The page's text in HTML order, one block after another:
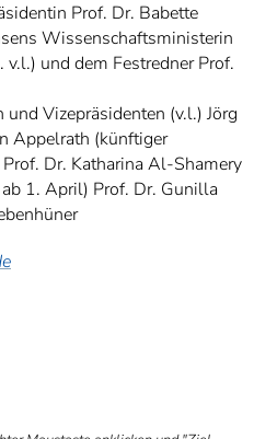
Prof. Dr. Babette
Wissenschaftsministerin
und dem Festredner Prof.
Vizepräsidenten (v.l.) Jörg
Appelrath (künftiger
Dr. Katharina Al-Shamery
1. April) Prof. Dr. Gunilla